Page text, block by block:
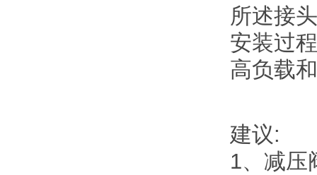
所述接
安装过
高负载
建议:
1、减压